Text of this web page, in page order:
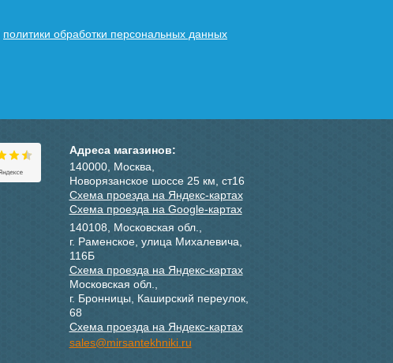
политики обработки персональных данных
Адреса магазинов:
140000, Москва,
Новорязанское шоссе 25 км, ст16
Схема проезда на Яндекс-картах
Схема проезда на Google-картах
140108, Московская обл.,
г. Раменское, улица Михалевича,
116Б
Схема проезда на Яндекс-картах
Московская обл.,
г. Бронницы, Каширский переулок,
68
Схема проезда на Яндекс-картах
sales@mirsantekhniki.ru